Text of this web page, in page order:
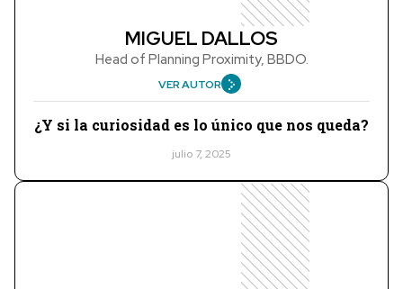
MIGUEL DALLOS
Head of Planning Proximity, BBDO.
VER AUTOR
¿Y si la curiosidad es lo único que nos queda?
julio 7, 2025